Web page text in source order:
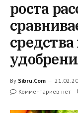
роста
By Sibru.Com
Комментариев нет